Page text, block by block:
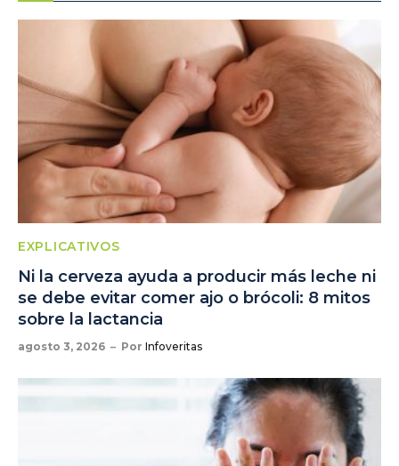
EXPLICATIVOS
Ni la cerveza ayuda a producir más leche ni
se debe evitar comer ajo o brócoli: 8 mitos
sobre la lactancia
agosto 3, 2026 Por Infoveritas